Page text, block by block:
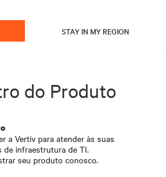
STAY IN MY REGION
do Produto
a Vertiv para atender às suas
de infraestrutura de TI.
seu produto conosco.